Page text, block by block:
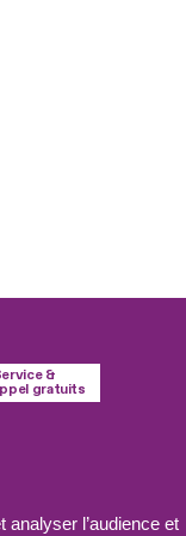
l’audience et
&
gratuits